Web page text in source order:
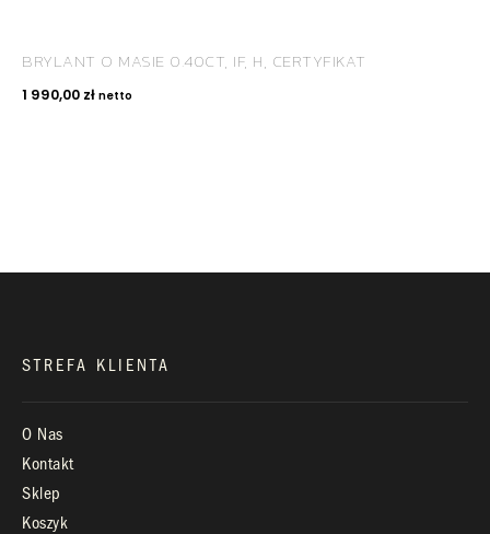
BRYLANT O MASIE 0.40CT, IF, H, CERTYFIKAT
1 990,00 zł netto
KONTAKT
STREFA KLIENTA
O Nas
Kontakt
Sklep
Koszyk